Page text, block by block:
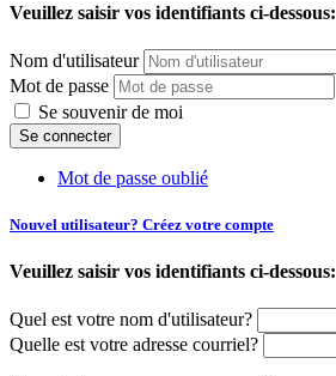
Veuillez saisir vos identifiants ci-dessous:
Nom d'utilisateur
Mot de passe
Se souvenir de moi
Mot de passe oublié
Nouvel utilisateur? Créez votre compte
Veuillez saisir vos identifiants ci-dessous:
Quel est votre nom d'utilisateur?
Quelle est votre adresse courriel?